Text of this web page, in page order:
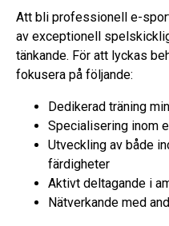
Att bli professionell e-
av exceptionell
tänkande. För att lyckas
fokusera på följande:
Dedikerad träning
Specialisering inom
Utveckling av både
färdigheter
Aktivt deltagande i
Nätverkande med